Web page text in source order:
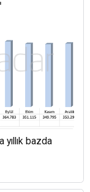
yıllık bazda